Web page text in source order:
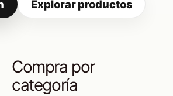
Explorar productos
Compra por
categoría